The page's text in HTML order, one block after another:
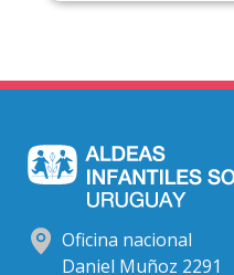
Oficina nacional
Daniel Muñoz 2291